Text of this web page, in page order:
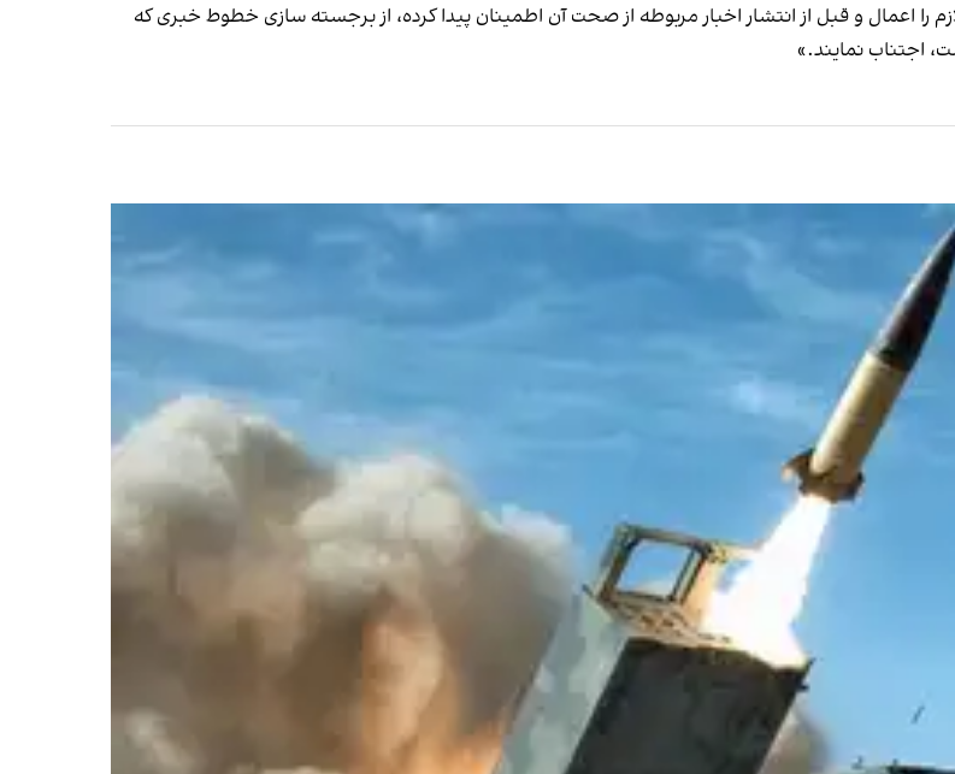
را اعمال و قبل از انتشار اخبار مربوطه از صحت آن اطمینان پیدا کرده، از برجسته سازی خطوط خبری که
اجتناب نمایند.»